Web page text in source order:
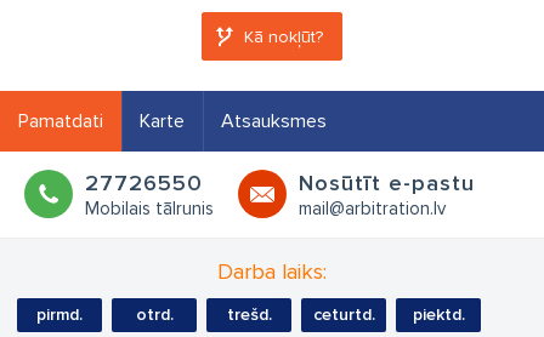
Kā nokļūt?
Pamatdati Karte Atsauksmes
27726550
Mobilais tālrunis
Nosūtīt e-pastu
mail@arbitration.lv
Darba laiks:
pirmd. otrd. trešd. ceturtd. piektd.